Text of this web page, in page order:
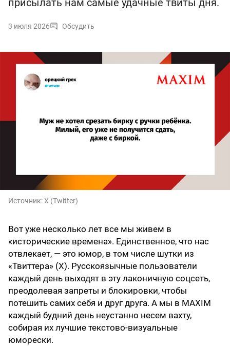
присылать нам самые удачные твиты дня.
3 июля 2026 Обсудить
Источник:X (Twitter)
Вот уже несколько лет все мы живем в
«исторические времена». Единственное, что нас
отвлекает, — это юмор, в том числе шутки из
«Твиттера» (X). Русскоязычные пользователи
каждый день выходят в эту лаконичную соцсеть,
преодолевая запреты и блокировки, чтобы
потешить самих себя и друг друга. А мы в MAXIM
каждый будний день неустанно несем вахту,
собирая их лучшие текстово-визуальные
юморески.